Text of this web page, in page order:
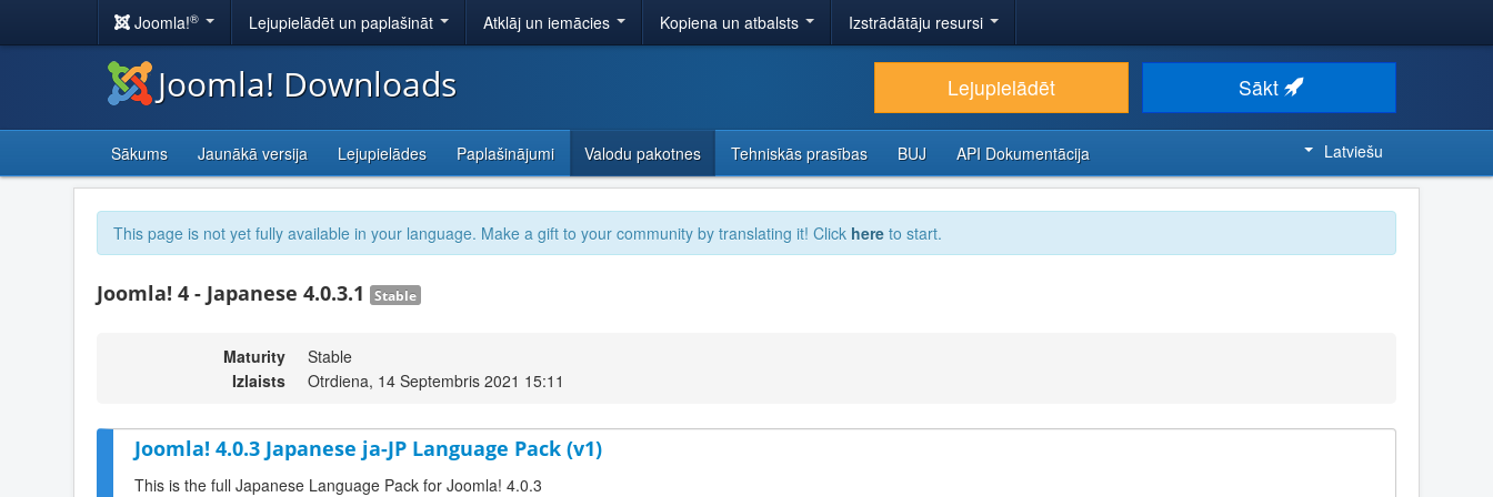
Joomla!® Lejupielādēt un paplašināt Atklāj un iemācies Kopiena un atbalsts Izstrādātāju resursi
Joomla! Downloads Lejupielādēt Sākt
Sākums Jaunākā versija Lejupielādes Paplašinājumi Valodu pakotnes Tehniskās prasības BUJ API Dokumentācija Latviešu
This page is not yet fully available in your language. Make a gift to your community by translating it! Click here to start.
Joomla! 4 - Japanese 4.0.3.1 Stable
Maturity
Stable
Izlaists
Otrdiena, 14 Septembris 2021 15:11
Joomla! 4.0.3 Japanese ja-JP Language Pack (v1)
This is the full Japanese Language Pack for Joomla! 4.0.3